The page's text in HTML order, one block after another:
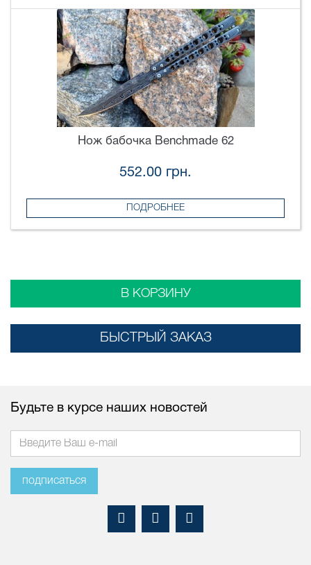
Нож бабочка Benchmade 62
552.00 грн.
ПОДРОБНЕЕ
В КОРЗИНУ
БЫСТРЫЙ ЗАКАЗ
Будьте в курсе наших новостей
подписаться